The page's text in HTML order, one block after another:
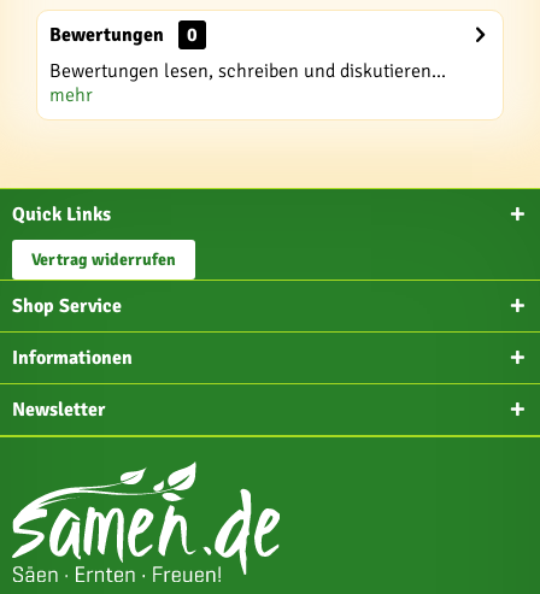
Bewertungen
0
Bewertungen lesen, schreiben und diskutieren...
mehr
Quick Links
Vertrag widerrufen
Shop Service
Informationen
Newsletter